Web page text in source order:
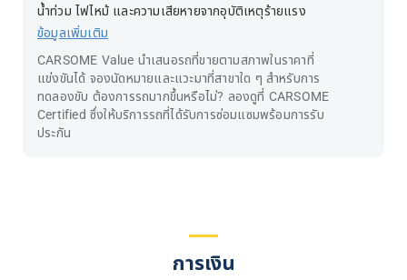
น้ำท่วม ไฟไหม้ และความเสียหายจากอุบัติเหตุร้ายแรง
ข้อมูลเพิ่มเติม
CARSOME Value นำเสนอรถที่ขายตามสภาพในราคาที่
แข่งขันได้ จองนัดหมายและแวะมาที่สาขาใด ๆ สำหรับการ
ทดลองขับ ต้องการรถมากขึ้นหรือไม่? ลองดูที่ CARSOME
Certified ซึ่งให้บริการรถที่ได้รับการซ่อมแซมพร้อมการรับ
ประกัน
การเงิน